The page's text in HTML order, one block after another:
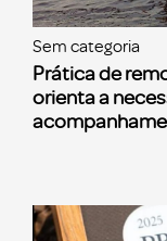
Sem categoria
Prática de
orienta a